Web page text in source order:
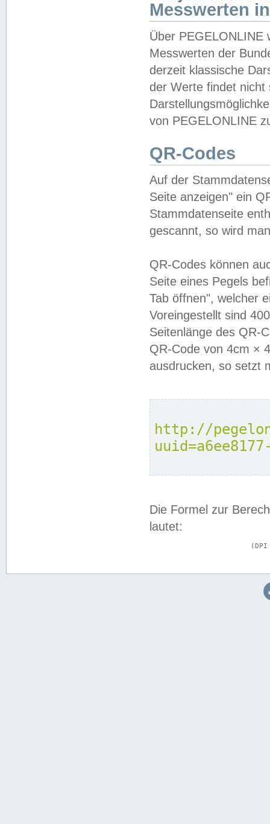
Messwerten
Über PEGELONLINE
Messwerten der
derzeit klassische
der Werte findet
von PEGELONLINE
QR-Codes
Auf der
Seite anzeigen" ein
Stammdatenseite
gescannt, so wird
QR-Codes können
Seite eines Pegels
Tab öffnen", welcher
Voreingestellt sind
Seitenlänge des QR-
QR-Code von 4cm ×
ausdrucken, so setzt
http://
Die Formel zur
lautet: